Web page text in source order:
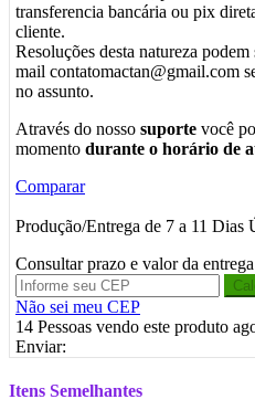
transferencia bancária ou pix
cliente.
Resoluções desta natureza
mail contatomactan@gmail.com
no assunto.
Através do nosso suporte você
momento durante o horário de
Comparar
Produção/Entrega de 7 a 11 Dias
Consultar prazo e valor da entrega
Não sei meu CEP
14 Pessoas vendo este produto
Enviar:
Itens Semelhantes